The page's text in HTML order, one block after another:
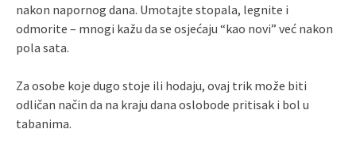
nakon napornog dana. Umotajte stopala, legnite i
odmorite – mnogi kažu da se osjećaju “kao novi” već nakon
pola sata.
Za osobe koje dugo stoje ili hodaju, ovaj trik može biti
odličan način da na kraju dana oslobode pritisak i bol u
tabanima.